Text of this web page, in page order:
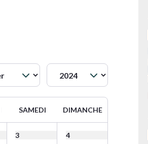
SAMEDI DIMANCHE
3 4